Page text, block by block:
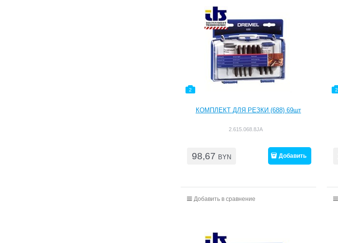
2
КОМПЛЕКТ ДЛЯ РЕЗКИ (688) 69шт
2.615.068.8JA
98,67 BYN Добавить
Добавить в сравнение
2